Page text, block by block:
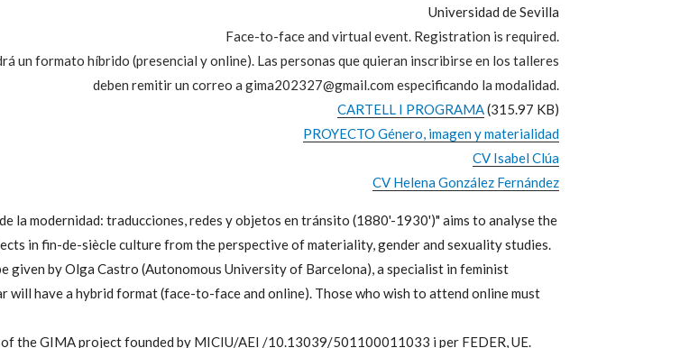
Universidad de Sevilla
Face-to-face and virtual event. Registration is required.
un formato híbrido (presencial y online). Las personas que quieran inscribirse en los talleres
deben remitir un correo a gima202327@gmail.com especificando la modalidad.
CARTELL I PROGRAMA(315.97 KB)
PROYECTO Género, imagen y materialidad
CV Isabel Clúa
CV Helena González Fernández
la modernidad: traducciones, redes y objetos en tránsito (1880'-1930')" aims to analyse the
in fin-de-siècle culture from the perspective of materiality, gender and sexuality studies.
given by Olga Castro (Autonomous University of Barcelona), a specialist in feminist
will have a hybrid format (face-to-face and online). Those who wish to attend online must
the GIMA project founded by MICIU/AEI /10.13039/501100011033 i per FEDER, UE.